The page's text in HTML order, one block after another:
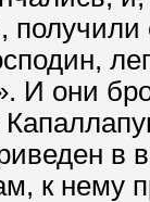
И они
в
к нему